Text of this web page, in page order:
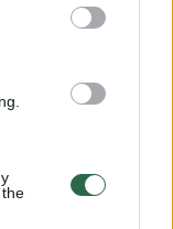
oficialiai
vienas iš
lygoje